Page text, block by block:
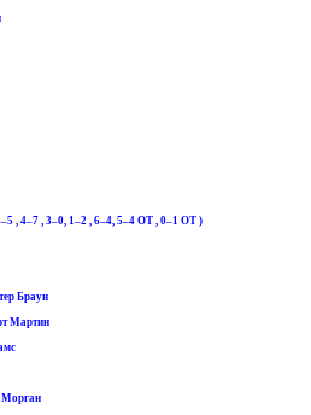
, 4–7 , 3–0, 1–2 , 6–4, 5–4 ОТ , 0–1 ОТ )
Браун
Мартин
Морган